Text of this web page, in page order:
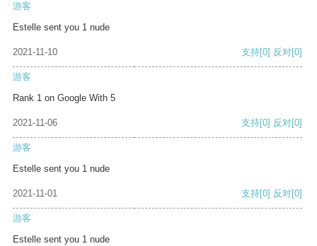
游客
Estelle sent you 1 nude
2021-11-10 支持[0] 反对[0]
游客
Rank 1 on Google With 5
2021-11-06 支持[0] 反对[0]
游客
Estelle sent you 1 nude
2021-11-01 支持[0] 反对[0]
游客
Estelle sent you 1 nude